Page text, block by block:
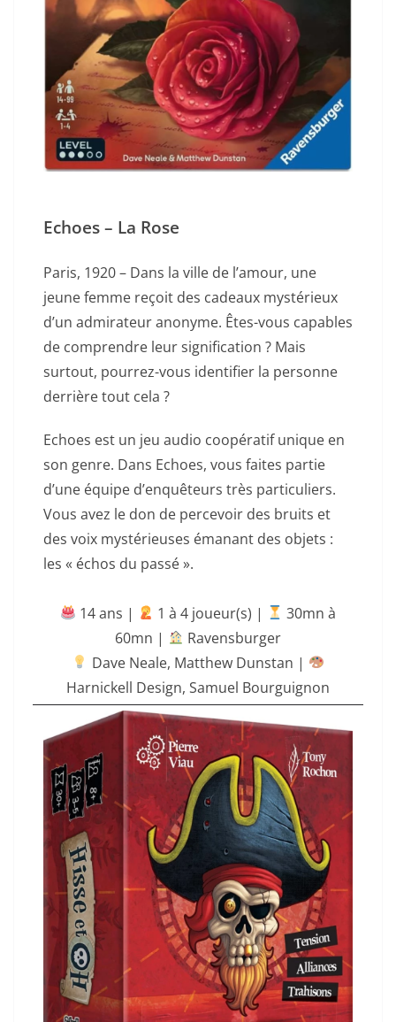
Echoes – La Rose
Paris, 1920 – Dans la ville de l’amour, une
jeune femme reçoit des cadeaux mystérieux
d’un admirateur anonyme. Êtes-vous capables
de comprendre leur signification ? Mais
surtout, pourrez-vous identifier la personne
derrière tout cela ?
Echoes est un jeu audio coopératif unique en
son genre. Dans Echoes, vous faites partie
d’une équipe d’enquêteurs très particuliers.
Vous avez le don de percevoir des bruits et
des voix mystérieuses émanant des objets :
les « échos du passé ».
14 ans | ‍ 1 à 4 joueur(s) |
30mn à
60mn |
Ravensburger
Dave Neale, Matthew Dunstan |
Harnickell Design, Samuel Bourguignon